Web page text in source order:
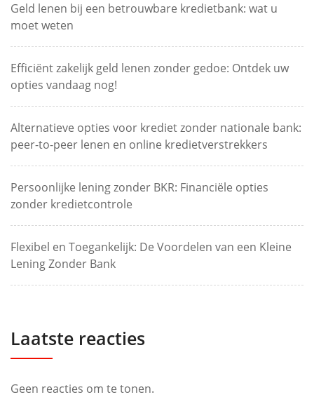
Geld lenen bij een betrouwbare kredietbank: wat u
moet weten
Efficiënt zakelijk geld lenen zonder gedoe: Ontdek uw
opties vandaag nog!
Alternatieve opties voor krediet zonder nationale bank:
peer-to-peer lenen en online kredietverstrekkers
Persoonlijke lening zonder BKR: Financiële opties
zonder kredietcontrole
Flexibel en Toegankelijk: De Voordelen van een Kleine
Lening Zonder Bank
Laatste reacties
Geen reacties om te tonen.